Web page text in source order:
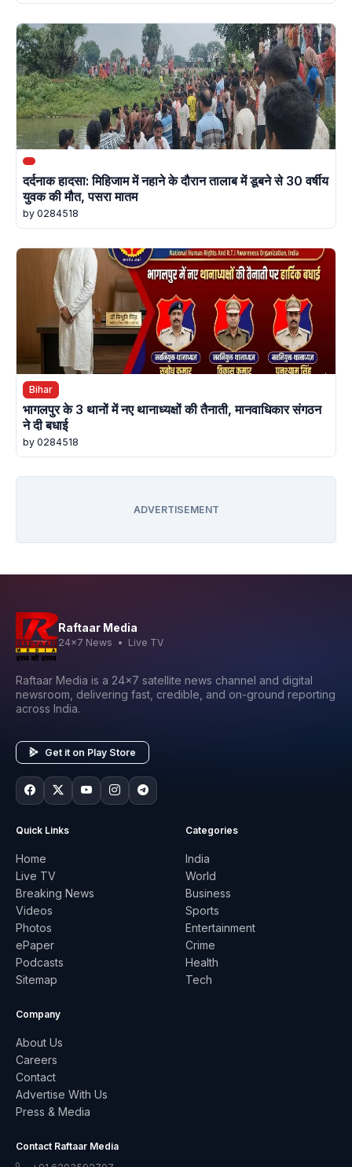
दर्दनाक हादसा: मिहिजाम में नहाने के दौरान तालाब में डूबने से 30 वर्षीय
युवक की मौत, पसरा मातम
by 0284518
Bihar
भागलपुर के 3 थानों में नए थानाध्यक्षों की तैनाती, मानवाधिकार संगठन
ने दी बधाई
by 0284518
ADVERTISEMENT
Raftaar Media
24x7 News • Live TV
Raftaar Media is a 24x7 satellite news channel and digital
newsroom, delivering fast, credible, and on-ground reporting
across India.
Get it on Play Store
Quick Links
Home
Live TV
Breaking News
Videos
Photos
ePaper
Podcasts
Sitemap
Categories
India
World
Business
Sports
Entertainment
Crime
Health
Tech
Company
About Us
Careers
Contact
Advertise With Us
Press & Media
Contact Raftaar Media